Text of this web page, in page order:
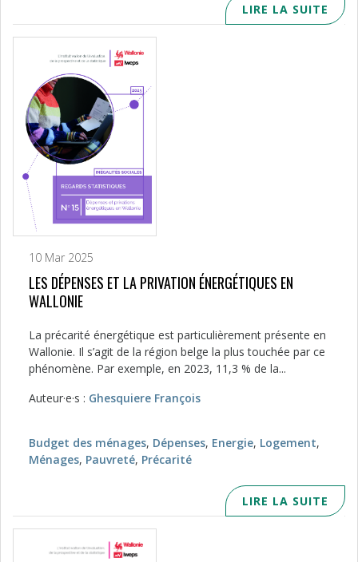
LIRE LA SUITE
10 Mar 2025
LES DÉPENSES ET LA PRIVATION ÉNERGÉTIQUES EN
WALLONIE
La précarité énergétique est particulièrement présente en
Wallonie. Il s’agit de la région belge la plus touchée par ce
phénomène. Par exemple, en 2023, 11,3 % de la...
Auteur·e·s : Ghesquiere François
Budget des ménages, Dépenses, Energie, Logement,
Ménages, Pauvreté, Précarité
LIRE LA SUITE